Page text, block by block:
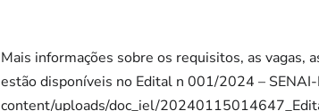
Mais informações sobre os requisitos, as vagas,
estão disponíveis no Edital n 001/2024 –
content/uploads/doc_iel/